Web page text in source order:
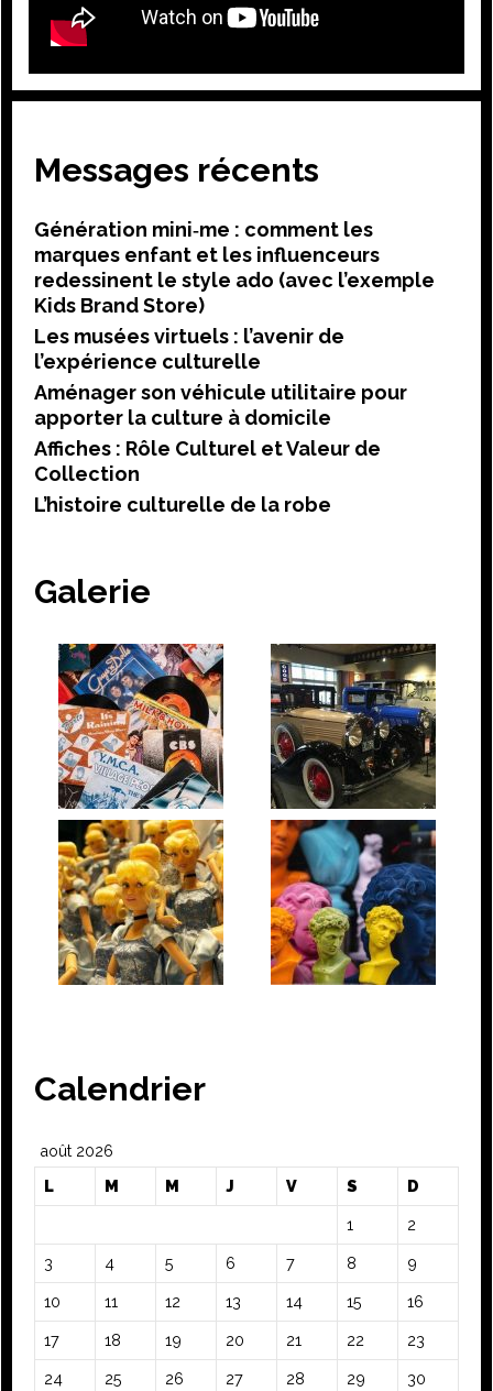
Messages récents
Génération mini‑me : comment les
marques enfant et les influenceurs
redessinent le style ado (avec l’exemple
Kids Brand Store)
Les musées virtuels : l’avenir de
l’expérience culturelle
Aménager son véhicule utilitaire pour
apporter la culture à domicile
Affiches : Rôle Culturel et Valeur de
Collection
L’histoire culturelle de la robe
Galerie
Calendrier
août 2026
L
M M J V S D
1 2
3 4 5 6 7 8 9
10 11 12 13 14 15 16
17 18 19 20 21 22 23
24 25 26 27 28 29 30